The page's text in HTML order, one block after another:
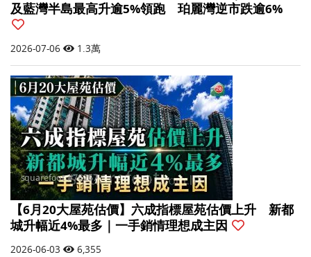
及藍灣半島最高升逾5%領跑 珀麗灣逆市跌逾6%
2026-07-06 1.3萬
【6月20大屋苑估價】六成指標屋苑估價上升 新都
城升幅近4%最多｜一手銷情理想成主因
2026-06-03 6,355